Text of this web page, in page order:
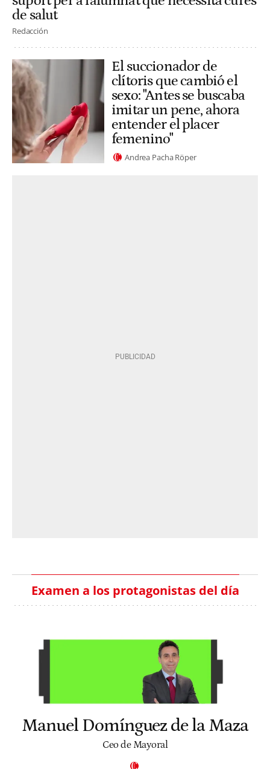
de salut
Redacción
El succionador de
clítoris que cambió el
sexo: "Antes se buscaba
imitar un pene, ahora
entender el placer
femenino"
Andrea Pacha Röper
Examen a los protagonistas del día
Manuel Domínguez de la Maza
Ceo de Mayoral